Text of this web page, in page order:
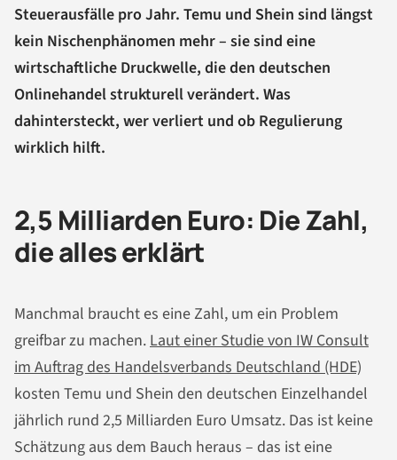
Steuerausfälle pro Jahr. Temu und Shein sind längst
kein Nischenphänomen mehr – sie sind eine
wirtschaftliche Druckwelle, die den deutschen
Onlinehandel strukturell verändert. Was
dahintersteckt, wer verliert und ob Regulierung
wirklich hilft.
2,5 Milliarden Euro: Die Zahl,
die alles erklärt
Manchmal braucht es eine Zahl, um ein Problem
greifbar zu machen.Laut einer Studie von IW Consult
im Auftrag des Handelsverbands Deutschland (HDE)
kosten Temu und Shein den deutschen Einzelhandel
jährlich rund 2,5 Milliarden Euro Umsatz. Das ist keine
Schätzung aus dem Bauch heraus – das ist eine